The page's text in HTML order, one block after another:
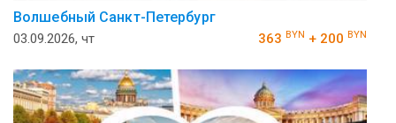
Волшебный Санкт-Петербург
03.09.2026, чт 363 BYN + 200 BYN